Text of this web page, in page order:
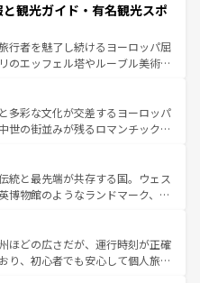
、忘れられない旅をしてみよう！
報は
、情熱的なフラメンコ、熱気あふ
いタパスが生活の一部となってい
練された雰囲気や、バルセロナの
、地方では古代ローマ遺跡や中世
や気候が異なるスペインはその個
性で訪れる人を魅了する。 なお、新着のスペイン情報は コ
ほしい。
観光ガイド・有名観光スポ
行者を魅了し続けるヨーロッパ屈
のエッフェル塔やルーブル美術館
ている。華麗な宮殿、歴史的な大
して豊かな自然が、訪れる者を心
ランスは美食の国としても知ら
地であるランス、プロヴァンスの
ど、多彩な楽しみ方が可能だ。さ
も魅力が溢れており、どの街角に
れぞれで全く異なる文化を体験で
お、新着のフランス情報はコンテンツ一覧
多彩な文化が交差するヨーロッパ
世の街並みが残るロマンチック街
を歩いても飽きることがない。ベ
イエルン州のアルプスの絶景、そ
ン畑といった風景は必見。ビール
てほしい。 なお、新着の
一覧を参照してほしい。
統と最先端が共存する国。ウェス
博物館のようなランドマーク、歴
ある。また、優雅なアフタヌーン
たまらない英国パブ、サッカー観
できる体験も豊富。イギリスを旅
ほどの広さだが、運行時刻が正確
り、初心者でも安心して個人旅行